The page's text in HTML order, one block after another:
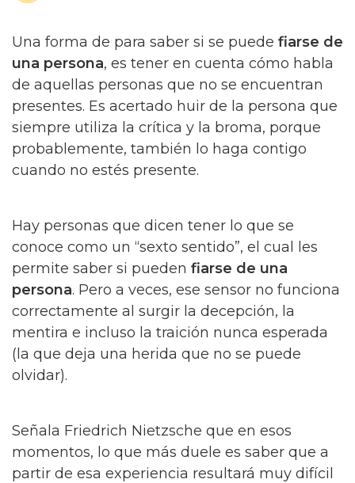
Una forma de para saber si se puede fiarse de
una persona, es tener en cuenta cómo habla
de aquellas personas que no se encuentran
presentes. Es acertado huir de la persona que
siempre utiliza la crítica y la broma, porque
probablemente, también lo haga contigo
cuando no estés presente.
Hay personas que dicen tener lo que se
conoce como un “sexto sentido”, el cual les
permite saber si pueden fiarse de una
persona. Pero a veces, ese sensor no funciona
correctamente al surgir la decepción, la
mentira e incluso la traición nunca esperada
(la que deja una herida que no se puede
olvidar).
Señala Friedrich Nietzsche que en esos
momentos, lo que más duele es saber que a
partir de esa experiencia resultará muy difícil